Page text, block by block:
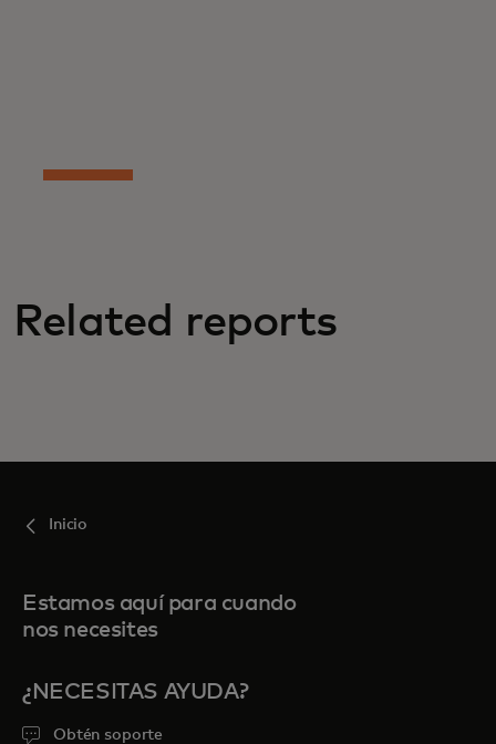
Related reports
Inicio
Estamos aquí para cuando
nos necesites
¿NECESITAS AYUDA?
Obtén soporte